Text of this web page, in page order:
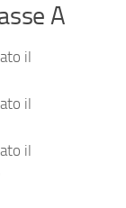
A
il
il
il